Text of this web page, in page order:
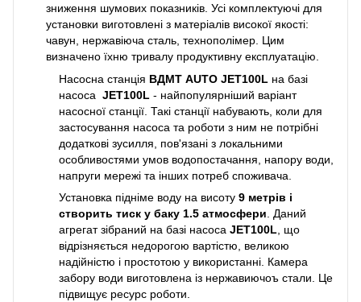
зниження шумових показників. Усі комплектуючі для
установки виготовлені з матеріалів високої якості:
чавун, нержавіюча сталь, технополімер. Цим
визначено їхню тривалу продуктивну експлуатацію.
Насосна станція ВДМТ AUTO JET100L на базі
насоса JET100L - найпопулярніший варіант
насосної станції. Такі станції набувають, коли для
застосування насоса та роботи з ним не потрібні
додаткові зусилля, пов'язані з локальними
особливостями умов водопостачання, напору води,
напруги мережі та інших потреб споживача.
Установка підніме воду на висоту 9 метрів і
створить тиск у баку 1.5 атмосфери. Даний
агрегат зібраний на базі насоса JET100L, що
відрізняється недорогою вартістю, великою
надійністю і простотою у використанні. Камера
забору води виготовлена із нержавиючоъ стали. Це
підвищує ресурс роботи.